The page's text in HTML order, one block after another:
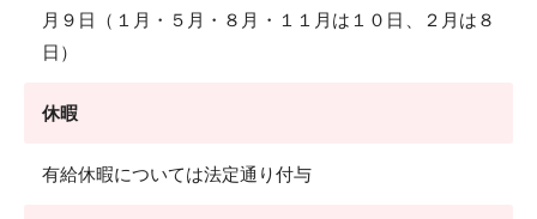
月９日（１月・５月・８月・１１月は１０日、２月は８
日）
休暇
有給休暇については法定通り付与